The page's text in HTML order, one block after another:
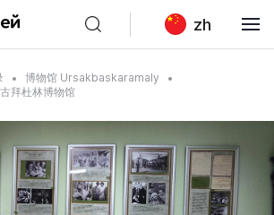
zh
博物馆 Ursakbaskaramaly
拜杜林博物馆